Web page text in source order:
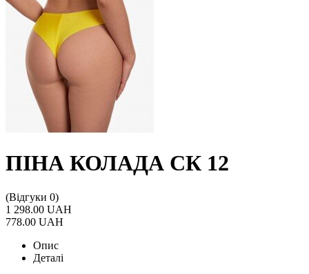
ПІНА КОЛАДА СК 12
(Відгуки 0)
1 298.00 UAH
778.00 UAH
Опис
Деталі